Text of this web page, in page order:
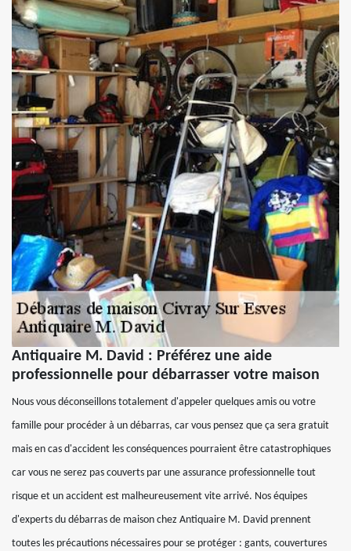
Antiquaire M. David : Préférez une aide
professionnelle pour débarrasser votre maison
Nous vous déconseillons totalement d'appeler quelques amis ou votre
famille pour procéder à un débarras, car vous pensez que ça sera gratuit
mais en cas d'accident les conséquences pourraient être catastrophiques
car vous ne serez pas couverts par une assurance professionnelle tout
risque et un accident est malheureusement vite arrivé. Nos équipes
d'experts du débarras de maison chez Antiquaire M. David prennent
toutes les précautions nécessaires pour se protéger : gants, couvertures